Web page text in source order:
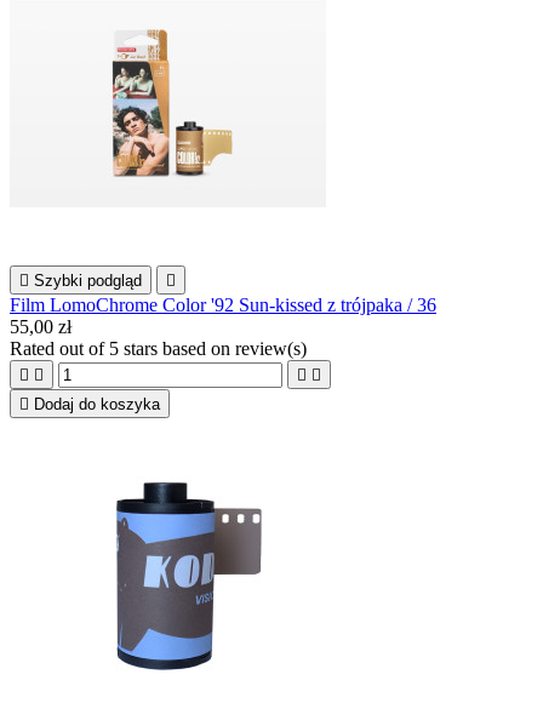
 Szybki podgląd 
Film LomoChrome Color '92 Sun-kissed z trójpaka / 36
55,00 zł
Rated out of 5 stars based on review(s)
   
 Dodaj do koszyka